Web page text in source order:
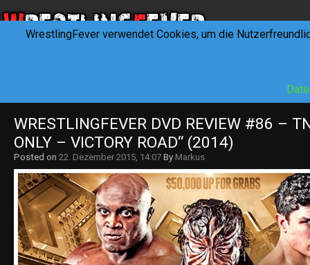
WRESTLINGFEVER DVD REVIEW #86 –
ONLY – VICTORY ROAD“ (2014)
Posted on 22. Dezember 2015, 14:07 By Markus
WrestlingFever verwendet Cookies, um die